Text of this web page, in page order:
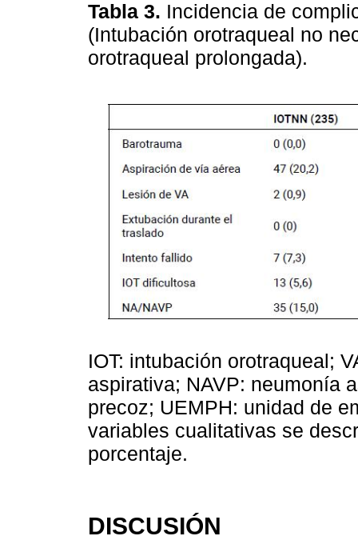
Tabla 3. Incidencia de
(Intubación orotraqueal no
orotraqueal prolongada).
IOT: intubación orotraqueal;
aspirativa; NAVP: neumonía
precoz; UEMPH: unidad de
variables cualitativas se
porcentaje.
DISCUSIÓN